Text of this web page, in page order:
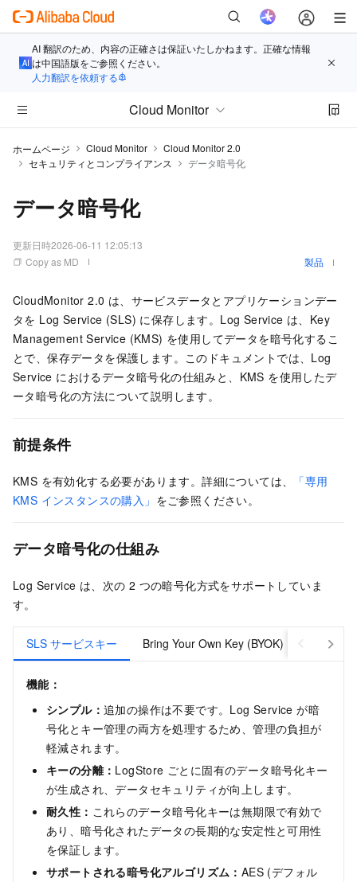
AI 翻訳のため、内容の正確さは保証いたしかねます。正確な情報
は中国語版をご参照ください。
人力翻訳を依頼する
Cloud Monitor
ホームページ Cloud Monitor
Cloud Monitor 2.0
セキュリティとコンプライアンス
データ暗号化
データ暗号化
更新日時2026-06-11 12:05:13
Copy as MD
製品
CloudMonitor 2.0 は、サービスデータとアプリケーションデー
タを Log Service (SLS) に保存します。Log Service は、Key
Management Service (KMS) を使用してデータを暗号化するこ
とで、保存データを保護します。このドキュメントでは、Log
Service におけるデータ暗号化の仕組みと、KMS を使用したデ
ータ暗号化の方法について説明します。
前提条件
KMS を有効化する必要があります。詳細については、
「専用
KMS インスタンスの購入」 をご参照ください。
データ暗号化の仕組み
Log Service は、次の 2 つの暗号化方式をサポートしていま
す。
SLS サービスキー Bring Your Own Key (BYOK)
機能：
シンプル： 追加の操作は不要です。Log Service が暗
号化とキー管理の両方を処理するため、管理の負担が
軽減されます。
キーの分離： LogStore ごとに固有のデータ暗号化キー
が生成され、データセキュリティが向上します。
耐久性： これらのデータ暗号化キーは無期限で有効で
あり、暗号化されたデータの長期的な安定性と可用性
を保証します。
サポートされる暗号化アルゴリズム： AES (デフォル